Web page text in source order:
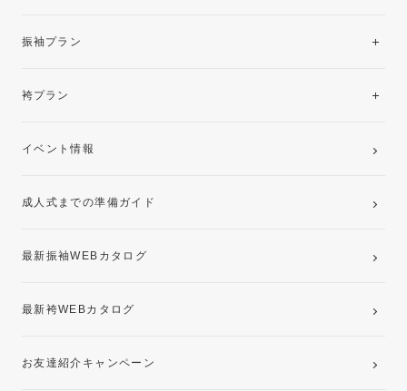
振袖プラン
レンタルプラン
袴プラン
卒業袴レンタルプラン
イベント情報
成人式までの準備ガイド
最新振袖WEBカタログ
最新袴WEBカタログ
お友達紹介キャンペーン